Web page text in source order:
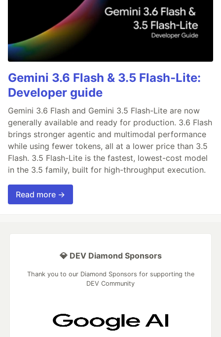
Gemini 3.6 Flash & 3.5 Flash-Lite:
Developer guide
Gemini 3.6 Flash and Gemini 3.5 Flash-Lite are now
generally available and ready for production. 3.6 Flash
brings stronger agentic and multimodal performance
while using fewer tokens, all at a lower price than 3.5
Flash. 3.5 Flash-Lite is the fastest, lowest-cost model
in the 3.5 family, built for high-throughput execution.
Read more →
💎 DEV Diamond Sponsors
Thank you to our Diamond Sponsors for supporting the
DEV Community